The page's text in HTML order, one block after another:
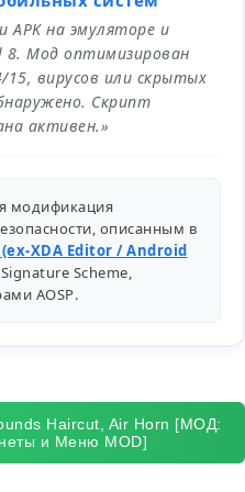
APK на эмуляторе и
8. Мод оптимизирован
15, вирусов или скрытых
Скрипт
активен.»
модификация
описанным в
XDA Editor / Android
Scheme,
AOSP.
Haircut, Air Horn [МОД:
и Меню MOD]